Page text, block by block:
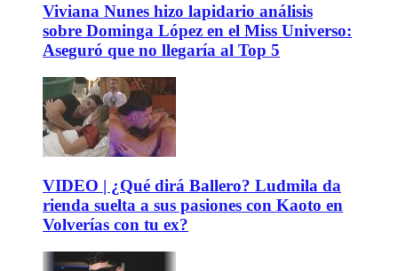
Viviana Nunes hizo lapidario análisis
sobre Dominga López en el Miss Universo:
Aseguró que no llegaría al Top 5
VIDEO | ¿Qué dirá Ballero? Ludmila da
rienda suelta a sus pasiones con Kaoto en
Volverías con tu ex?